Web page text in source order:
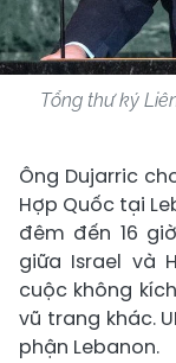
Tổng thư ký
Ông Dujarric
Hợp Quốc tại
đêm đến 16
giữa Israel và
cuộc không
vũ trang khác.
phận Lebanon.